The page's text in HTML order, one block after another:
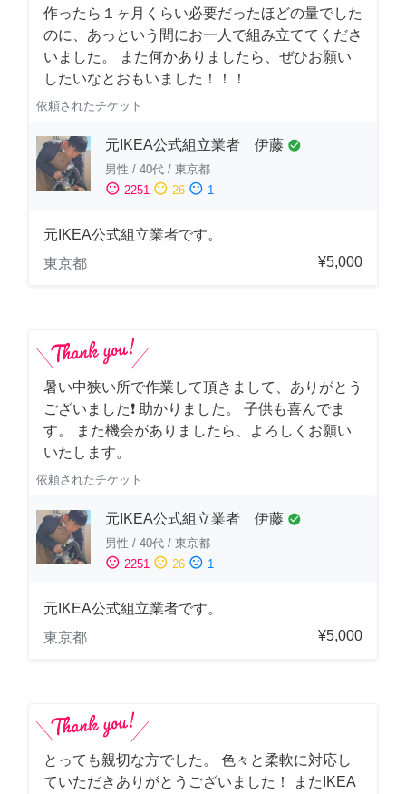
作ったら１ヶ月くらい必要だったほどの量でした
のに、あっという間にお一人で組み立ててくださ
いました。 また何かありましたら、ぜひお願い
したいなとおもいました！！！
依頼されたチケット
元IKEA公式組立業者 伊藤 check_circle
男性 / 40代 / 東京都
sentiment_satisfied 2251 sentiment_neutral 26 sentiment_dissatisfied 1
元IKEA公式組立業者です。
東京都
¥5,000
暑い中狭い所で作業して頂きまして、ありがとう
ございました❗️ 助かりました。 子供も喜んでま
す。 また機会がありましたら、よろしくお願い
いたします。
依頼されたチケット
元IKEA公式組立業者 伊藤 check_circle
男性 / 40代 / 東京都
sentiment_satisfied 2251 sentiment_neutral 26 sentiment_dissatisfied 1
元IKEA公式組立業者です。
東京都
¥5,000
とっても親切な方でした。 色々と柔軟に対応し
ていただきありがとうございました！ またIKEA